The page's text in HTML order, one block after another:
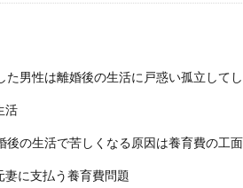
離婚を後悔する女性が
世の中には、夫婦生活がう
た男性は離婚後の生活に戸惑い孤立して
活
後の生活で苦しくなる原因は養育費の工面
妻に支払う養育費問題